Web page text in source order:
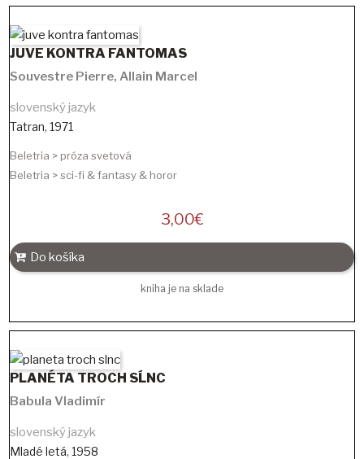
JUVE KONTRA FANTOMAS
Souvestre Pierre, Allain Marcel
slovenský jazyk
Tatran, 1971
Beletria > próza svetová
Beletria > sci-fi & fantasy & horor
3,00€
Do košíka
kniha je na sklade
PLANÉTA TROCH SĹNC
Babula Vladimír
slovenský jazyk
Mladé letá, 1958